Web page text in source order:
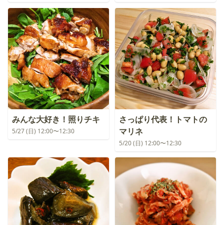
みんな大好き！照りチキ
5/27 (日) 12:00〜12:30
さっぱり代表！トマトの
マリネ
5/20 (日) 12:00〜12:30